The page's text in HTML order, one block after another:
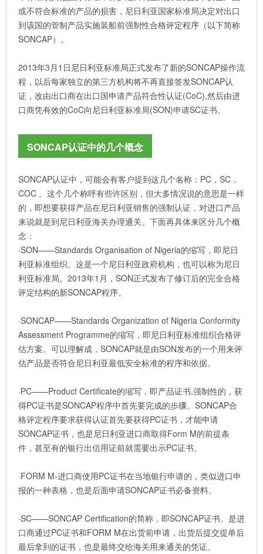
或不符合标准的产品的损害，尼日利亚国家标准局决定对出口
到该国的管制产品实施装船前强制性合格评定程序（以下简称
SONCAP）。
2013年3月1日尼日利亚标准局正式发布了新的SONCAP操作流
程，以后每家独立的第三方机构将不再直接签发SONCAP认
证，改由出口商在出口国申请产品符合性认证(CoC),然后由进
口商凭有效的CoC向尼日利亚标准局(SON)申请SC证书。
SONCAP认证中的几个概念
SONCAP认证中，可能会有客户提到这几个名称：PC，SC，
COC 。这个几个称呼有些许区别，但大多情况说的意思是一样
的，即想要获得产品在尼日利亚销售的强制认证，对进口产品
来说就是到尼日利亚海关办理通关。下面再具体来区分几个概
念：
·SON——Standards Organisation of Nigeria的缩写，即尼日
利亚标准组织。这是一个尼日利亚政府机构，也可以称为尼日
利亚标准局。2013年1月，SON正式发布了修订后的完全合格
评定结构的新SONCAP程序。
·SONCAP——Standards Organization of Nigeria Conformity
Assessment Programme的缩写，即尼日利亚标准组织合格评
估方案。可以理解成，SONCAP就是由SON发布的一个用来评
估产品是否符合尼日利亚最低安全标准的程序和依据。
·PC——Product Certificate的缩写，即产品证书,强制性的，获
得PC证书是SONCAP程序中首先要完成的步骤。SONCAP合
格评定程序要求获得认证首先要获得PC证书，才能申请
SONCAP证书，也是尼日利亚进口商取得Form M的前提条
件，甚至有的银行出信用证前就需要出示PC证书。
·FORM M-进口商使用PC证书在当地银行申请的，类似进口申
报的一种表格，也是后面申请SONCAP证书必备资料。
·SC——SONCAP Certification的简称，即SONCAP证书。是进
口商通过PC证书和FORM M在出货前申请，出货后提交提单后
最后拿到的证书，也是最终交给海关用来通关的凭证。